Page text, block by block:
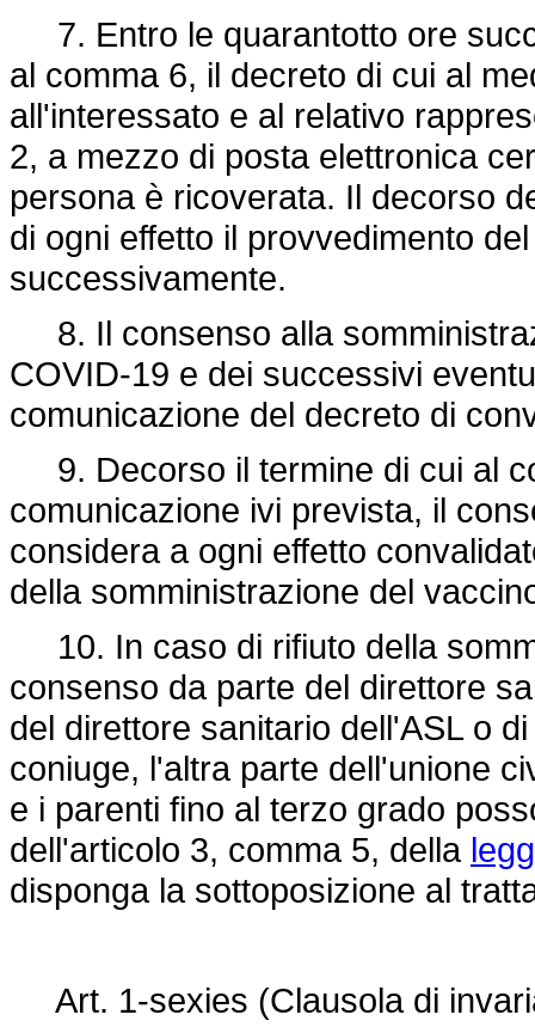
7. Entro le quarantotto ore
al comma 6, il decreto di cui al
all'interessato e al relativo
2, a mezzo di posta elettronica
persona è ricoverata. Il decorso
di ogni effetto il provvedimento
successivamente.
8. Il consenso alla
COVID-19 e dei successivi
comunicazione del decreto di
9. Decorso il termine di cui al
comunicazione ivi prevista, il
considera a ogni effetto
della somministrazione del
10. In caso di rifiuto della
consenso da parte del direttore
del direttore sanitario dell'ASL o
coniuge, l'altra parte dell'unione
e i parenti fino al terzo grado
dell'articolo 3, comma 5, della
disponga la sottoposizione al
Art. 1-sexies (Clausola di